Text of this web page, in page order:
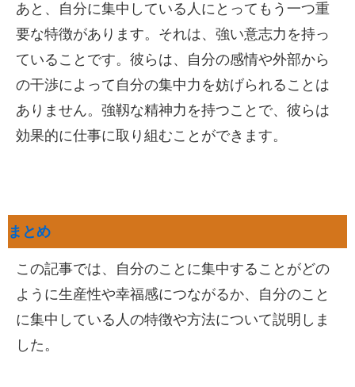
あと、自分に集中している人にとってもう一つ重
要な特徴があります。それは、強い意志力を持っ
ていることです。彼らは、自分の感情や外部から
の干渉によって自分の集中力を妨げられることは
ありません。強靱な精神力を持つことで、彼らは
効果的に仕事に取り組むことができます。
まとめ
この記事では、自分のことに集中することがどの
ように生産性や幸福感につながるか、自分のこと
に集中している人の特徴や方法について説明しま
した。